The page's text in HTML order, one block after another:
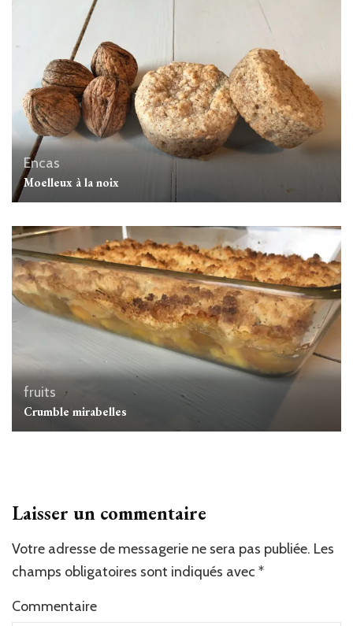
Encas
Moelleux à la noix
fruits
Crumble mirabelles
Laisser un commentaire
Votre adresse de messagerie ne sera pas publiée. Les
champs obligatoires sont indiqués avec *
Commentaire